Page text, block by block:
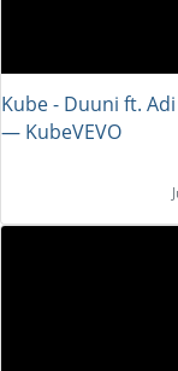
Kube - Duuni ft.
― KubeVEVO